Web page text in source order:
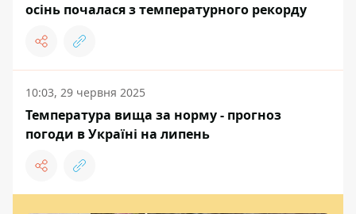
осінь почалася з температурного рекорду
10:03, 29 червня 2025
Температура вища за норму - прогноз
погоди в Україні на липень